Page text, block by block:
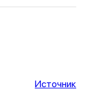
Источник